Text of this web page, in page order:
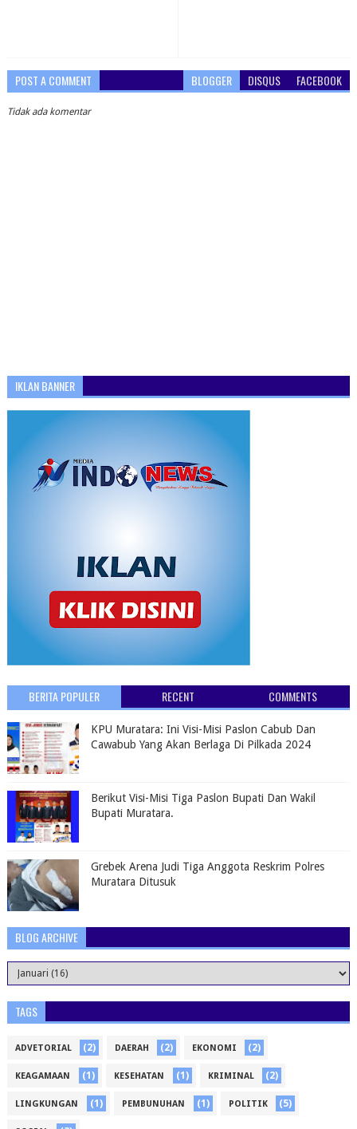
POST A COMMENT BLOGGER DISQUS FACEBOOK
Tidak ada komentar
IKLAN BANNER
BERITA POPULER RECENT COMMENTS
KPU Muratara: Ini Visi-Misi Paslon Cabub Dan
Cawabub Yang Akan Berlaga Di Pilkada 2024
Berikut Visi-Misi Tiga Paslon Bupati Dan Wakil
Bupati Muratara.
Grebek Arena Judi Tiga Anggota Reskrim Polres
Muratara Ditusuk
BLOG ARCHIVE
TAGS
ADVETORIAL (2) DAERAH (2) EKONOMI (2)
KEAGAMAAN (1) KESEHATAN (1) KRIMINAL (2)
LINGKUNGAN (1) PEMBUNUHAN (1) POLITIK (5)